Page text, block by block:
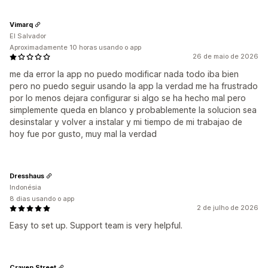
Relatórios
26 de maio de 2026
me da error la app no puedo modificar nada todo iba bien
pero no puedo seguir usando la app la verdad me ha frustrado
por lo menos dejara configurar si algo se ha hecho mal pero
simplemente queda en blanco y probablemente la solucion sea
desinstalar y volver a instalar y mi tiempo de mi trabajao de
hoy fue por gusto, muy mal la verdad
Vimarq
El Salvador
Aproximadamente 10 horas usando o app
2 de julho de 2026
Easy to set up. Support team is very helpful.
Dresshaus
Indonésia
8 dias usando o app